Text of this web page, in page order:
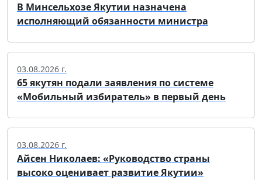
В Минсельхозе Якутии назначена
исполняющий обязанности министра
03.08.2026 г.
65 якутян подали заявления по системе
«Мобильный избиратель» в первый день
03.08.2026 г.
Айсен Николаев: «Руководство страны
высоко оценивает развитие Якутии»